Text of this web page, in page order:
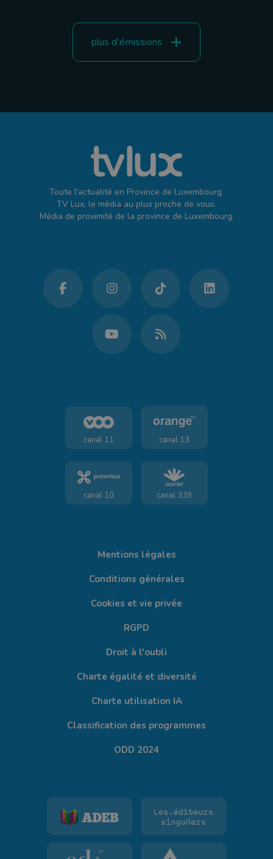
plus d'émissions
Toute l'actualité en Province de Luxembourg.
TV Lux, le média au plus proche de vous.
Média de proximité de la province de Luxembourg.
canal 11 canal 13
canal 10 canal 339
Mentions légales
Conditions générales
Cookies et vie privée
RGPD
Droit à l'oubli
Charte égalité et diversité
Charte utilisation IA
Classification des programmes
ODD 2024